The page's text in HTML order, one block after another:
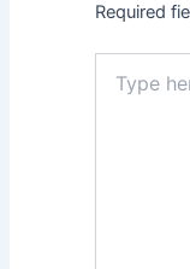
Required
here..